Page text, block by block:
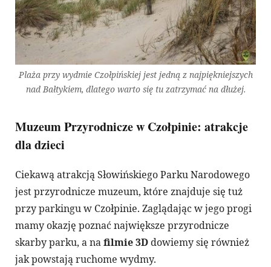
Plaża przy wydmie Czołpińskiej jest jedną z najpiękniejszych
nad Bałtykiem, dlatego warto się tu zatrzymać na dłużej.
Muzeum Przyrodnicze w Czołpinie: atrakcje
dla dzieci
Ciekawą atrakcją Słowińskiego Parku Narodowego
jest przyrodnicze muzeum, które znajduje się tuż
przy parkingu w Czołpinie. Zaglądając w jego progi
mamy okazję poznać największe przyrodnicze
skarby parku, a nafilmie 3Ddowiemy się również
jak powstają ruchome wydmy.